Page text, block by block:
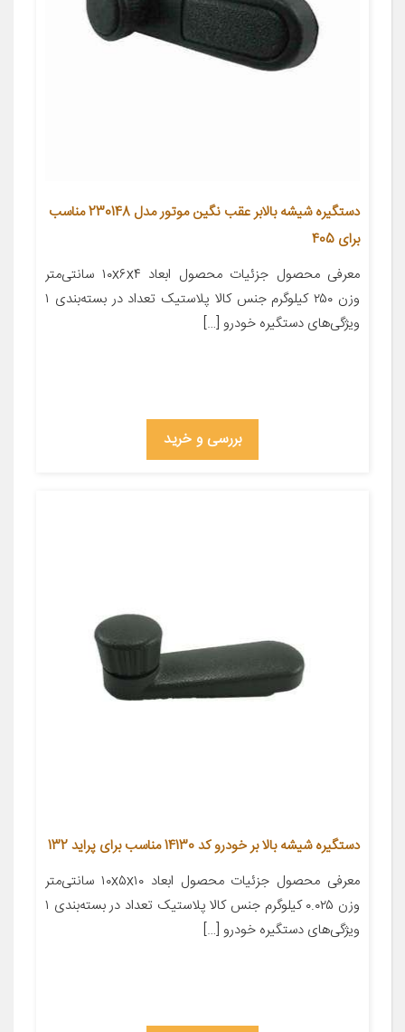
دستگیره شیشه بالابر عقب نگین موتور مدل 230148 مناسب
برای 405
معرفی محصول جزئیات محصول ابعاد ۱۰x۶x۴ سانتی‌متر
وزن ۲۵۰ کیلوگرم جنس کالا پلاستیک تعداد در بسته‌بندی ۱
ویژگی‌های دستگیره خودرو […]
بررسی و خرید
دستگیره شیشه بالا بر خودرو کد 14130 مناسب برای پراید 132
معرفی محصول جزئیات محصول ابعاد ۱۰x۵x۱۰ سانتی‌متر
وزن ۰.۰۲۵ کیلوگرم جنس کالا پلاستیک تعداد در بسته‌بندی ۱
ویژگی‌های دستگیره خودرو […]